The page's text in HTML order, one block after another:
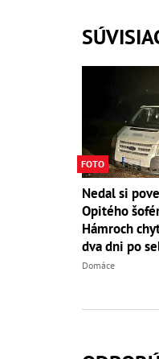
FOTO
Nedal si
Opitého
Hámroch
dva dni po
Domáce